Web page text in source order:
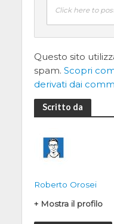
Click here to
Questo sito
spam. Scopri
derivati dai
Scritto da
Roberto Orosei
+ Mostra il profilo